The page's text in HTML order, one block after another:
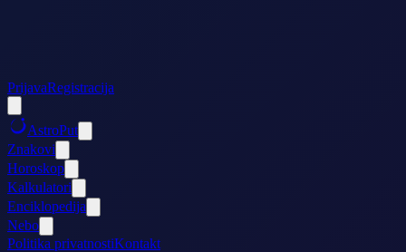
PrijavaRegistracija
AstroPut
Znakovi
Horoskop
Kalkulatori
Enciklopedija
Nebo
Politika privatnostiKontakt